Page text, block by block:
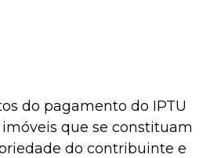
do pagamento do IPTU
que se constituam
do contribuinte e